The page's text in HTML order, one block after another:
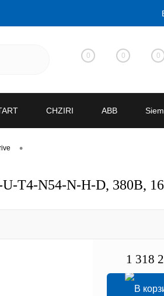
0 0 0
CHZIRI ABB
•
U-T4-N54-N-H-D, 380В,
1 318